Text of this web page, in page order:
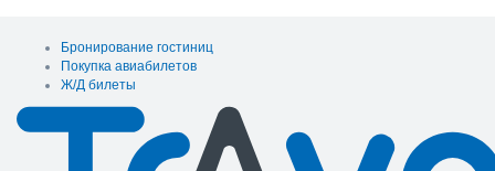
Бронирование гостиниц
Покупка авиабилетов
Ж/Д билеты